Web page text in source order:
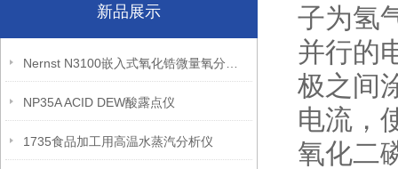
新品展示
NP35A ACID DEW酸露点仪
1735食品加工用高温水蒸汽分析仪
子为氢
并行的
极之间
电流，
氧化二